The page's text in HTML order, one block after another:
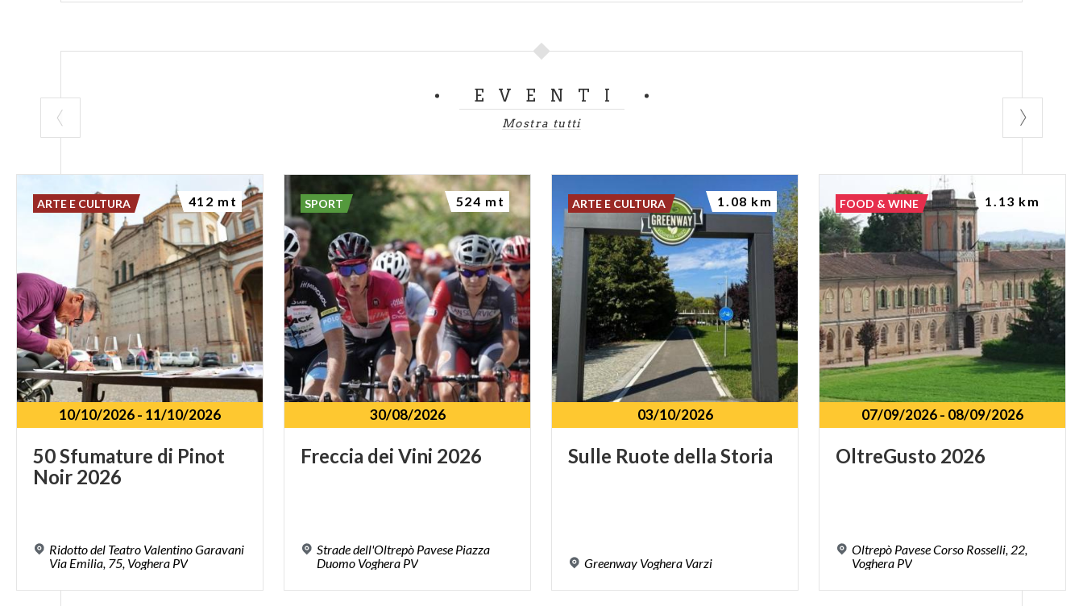
EVENTI
Mostra tutti
10/10/2026- 11/10/2026
50Sfumature di Pinot
Noir 2026
Ridotto del Teatro Valentino Garavani
Via Emilia, 75, Voghera PV
ARTE E CULTURA 412 mt
30/08/2026
Freccia dei Vini 2026
Strade dell'Oltrepò Pavese Piazza
Duomo Voghera PV
SPORT 524 mt
03/10/2026
Sulle Ruote della Storia
Greenway Voghera Varzi
ARTE E CULTURA 1.08 km
07/09/2026- 08/09/2026
OltreGusto 2026
Oltrepò Pavese Corso Rosselli, 22,
Voghera PV
FOOD & WINE 1.13 km